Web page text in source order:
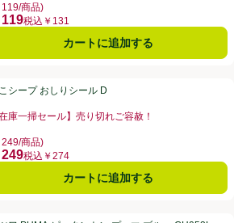
商品)
119税込￥131
カートに追加する
D
中0.0点。
シープ おしりシール D
在庫一掃セール】売り切れご容赦！
商品)
249税込￥274
カートに追加する
プーマ ブルー CH053L